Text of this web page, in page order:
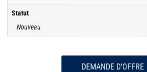
Statut
Nouveau
DEMANDE D'OFFRE